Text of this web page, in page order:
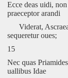
Ecce deas uidi,
praeceptor arandi
Viderat,
sequeretur oues;
15
Nec quas
uallibus Idae